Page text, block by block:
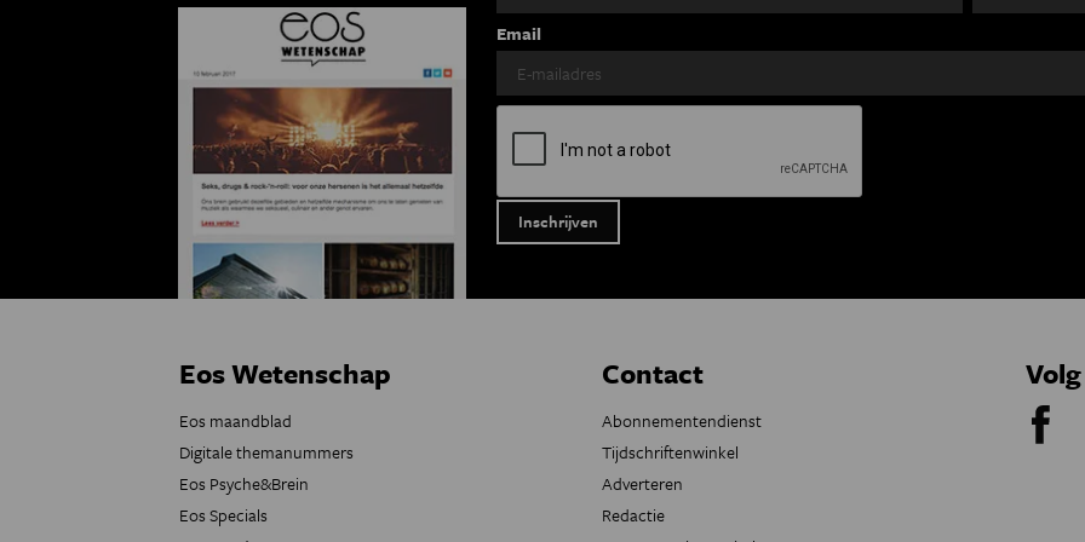
Email
Eos Wetenschap
Eos maandblad
Digitale themanummers
Eos Psyche&Brein
Eos Specials
Contact
Abonnementendienst
Tijdschriftenwinkel
Adverteren
Redactie